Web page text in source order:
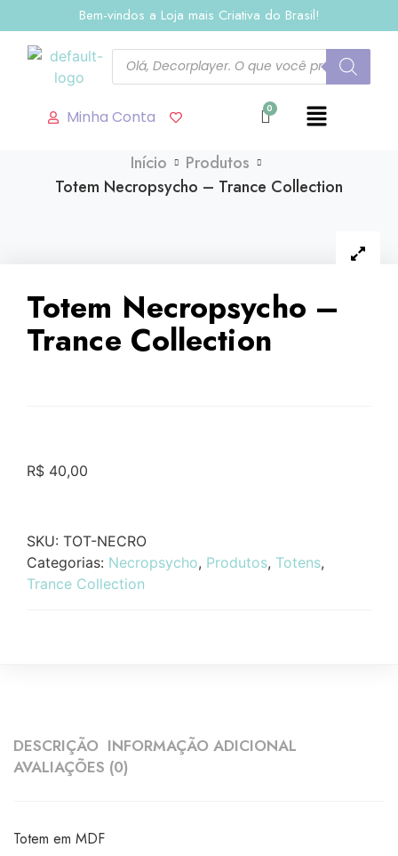
Bem-vindos a Loja mais Criativa do Brasil!
Minha Conta
Início
Produtos
Totem Necropsycho – Trance Collection
Totem Necropsycho –
Trance Collection
R$ 40,00
SKU: TOT-NECRO
Categorias: Necropsycho, Produtos, Totens,
Trance Collection
DESCRIÇÃO INFORMAÇÃO ADICIONAL
AVALIAÇÕES (0)
Totem em MDF